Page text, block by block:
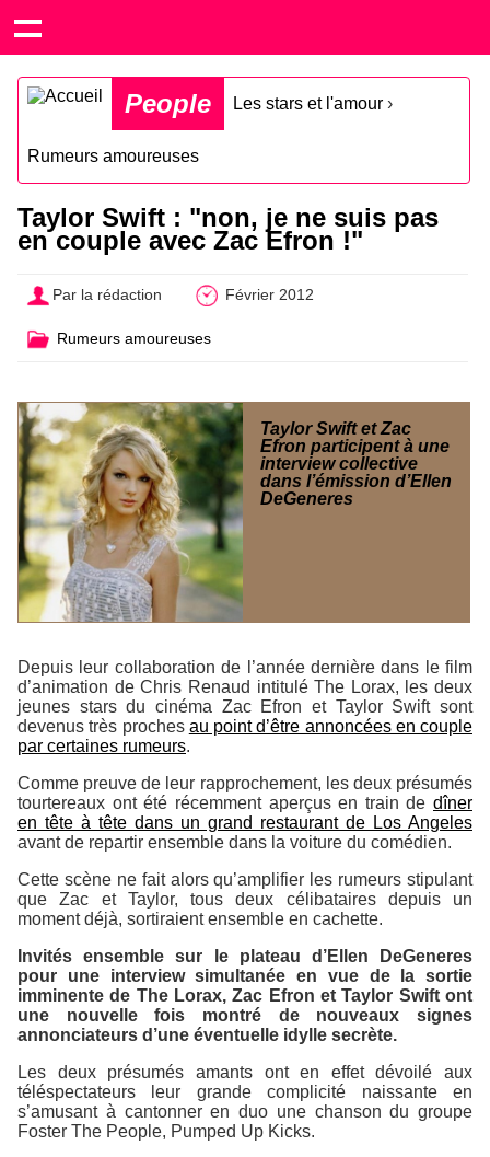
People Les stars et l'amour ›
Rumeurs amoureuses
Taylor Swift : "non, je ne suis pas
en couple avec Zac Efron !"
Par la rédaction Février 2012
Rumeurs amoureuses
Taylor Swift et Zac
Efron participent à une
interview collective
dans l’émission d’Ellen
DeGeneres
Depuis leur collaboration de l’année dernière dans le film
d’animation de Chris Renaud intituléThe Lorax, les deux
jeunes stars du cinéma Zac Efron et Taylor Swift sont
devenus très proches au point d’être annoncées en couple
par certaines rumeurs.
Comme preuve de leur rapprochement, les deux présumés
tourtereaux ont été récemment aperçus en train de dîner
en tête à tête dans un grand restaurant de Los Angeles
avant de repartir ensemble dans la voiture du comédien.
Cette scène ne fait alors qu’amplifier les rumeurs stipulant
que Zac et Taylor, tous deux célibataires depuis un
moment déjà, sortiraient ensemble en cachette.
Invités ensemble sur le plateau d’Ellen DeGeneres
pour une interview simultanée en vue de la sortie
imminente de The Lorax, Zac Efron et Taylor Swift ont
une nouvelle fois montré de nouveaux signes
annonciateurs d’une éventuelle idylle secrète.
Les deux présumés amants ont en effet dévoilé aux
téléspectateurs leur grande complicité naissante en
s’amusant à cantonner en duo une chanson du groupe
Foster The People, Pumped Up Kicks.